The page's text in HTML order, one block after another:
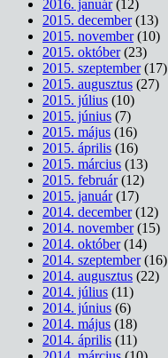
2016. január(12)
2015. december(13)
2015. november(10)
2015. október(23)
2015. szeptember(17)
2015. augusztus (27)
2015. július (10)
2015. június (7)
2015. május (16)
2015. április (16)
2015. március (13)
2015. február(12)
2015. január(17)
2014. december(12)
2014. november(15)
2014. október(14)
2014. szeptember(16)
2014. augusztus (22)
2014. július (11)
2014. június (6)
2014. május (18)
2014. április (11)